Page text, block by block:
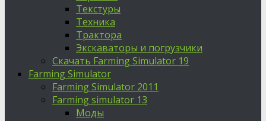
Текстуры
Техника
Трактора
Экскаваторы и погрузчики
Скачать Farming Simulator 19
Farming Simulator
Farming Simulator 2011
Farming simulator 13
Моды